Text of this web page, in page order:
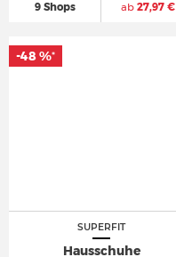
9 Shops ab27,97 €
SUPERFIT
Hausschuhe
-48 %*